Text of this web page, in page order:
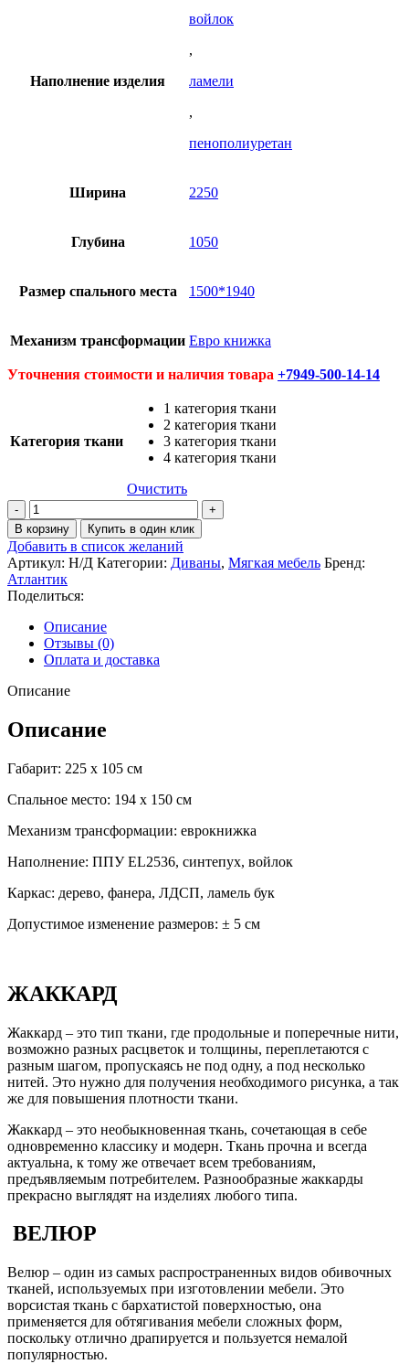
Наполнение изделия
войлок
,
ламели
,
пенополиуретан
Ширина 2250
Глубина 1050
Размер спального места 1500*1940
Механизм трансформации Евро книжка
Уточнения стоимости и наличия товара +7949-500-14-14
Категория ткани
1 категория ткани
2 категория ткани
3 категория ткани
4 категория ткани
Очистить
Количество
товара
Диван
Колибри
В корзину Купить в один клик
Добавить в список желаний
Артикул: Н/Д Категории: Диваны, Мягкая мебель Бренд:
Атлантик
Поделиться:
Описание
Отзывы (0)
Оплата и доставка
Описание
Описание
Габарит: 225 х 105 см
Спальное место: 194 х 150 см
Механизм трансформации: еврокнижка
Наполнение: ППУ EL2536, синтепух, войлок
Каркас: дерево, фанера, ЛДСП, ламель бук
Допустимое изменение размеров: ± 5 см
ЖАККАРД
Жаккард – это тип ткани, где продольные и поперечные нити,
возможно разных расцветок и толщины, переплетаются с
разным шагом, пропускаясь не под одну, а под несколько
нитей. Это нужно для получения необходимого рисунка, а так
же для повышения плотности ткани.
Жаккард – это необыкновенная ткань, сочетающая в себе
одновременно классику и модерн. Ткань прочна и всегда
актуальна, к тому же отвечает всем требованиям,
предъявляемым потребителем. Разнообразные жаккарды
прекрасно выглядят на изделиях любого типа.
ВЕЛЮР
Велюр – один из самых распространенных видов обивочных
тканей, используемых при изготовлении мебели. Это
ворсистая ткань с бархатистой поверхностью, она
применяется для обтягивания мебели сложных форм,
поскольку отлично драпируется и пользуется немалой
популярностью.